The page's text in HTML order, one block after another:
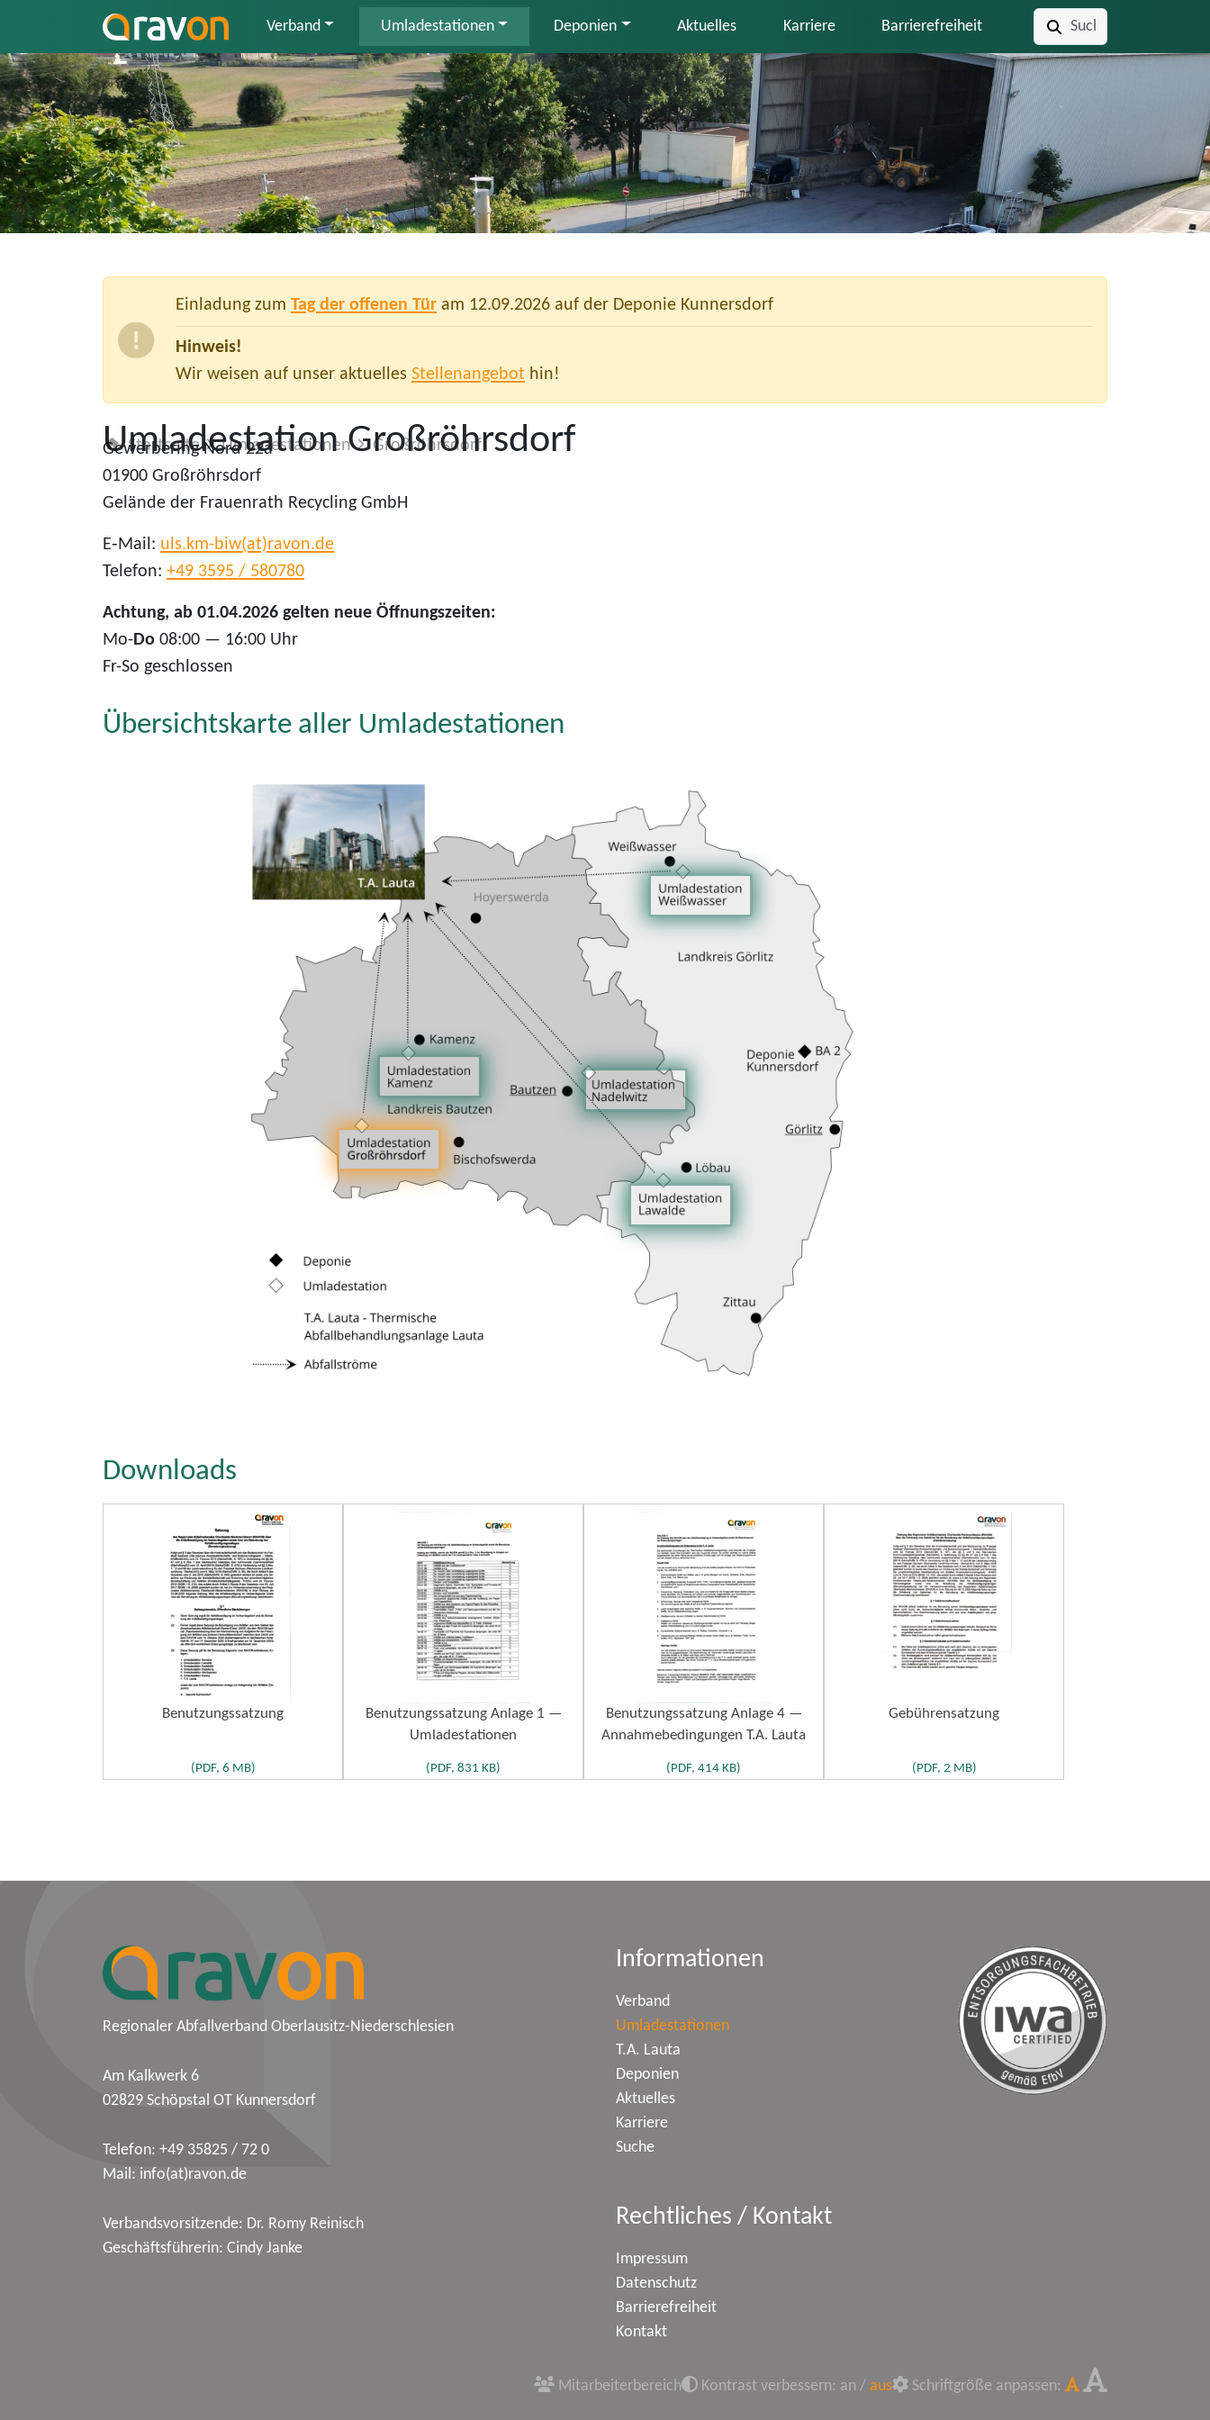
Verband Umladestationen Deponien Aktuelles Karriere Barrierefreiheit
Einladung zum Tag der offenen Tür am 12.09.2026 auf der Deponie Kunnersdorf
Hinweis!
Wir weisen auf unser aktuelles Stellenangebot hin!
Startseite Umladestationen Großröhrsdorf
Umladestation Großröhrsdorf
Gewerbering Nord 22a
01900 Großröhrsdorf
Gelände der Frauenrath Recycling GmbH
E‑Mail: uls.km-biw(at)ravon.de
Telefon: +49 3595 / 580780
Achtung, ab 01.04.2026 gelten neue Öffnungszeiten:
Mo-Do 08:00 — 16:00 Uhr
Fr-So geschlossen
Übersichtskarte aller Umladestationen
Downloads
Benutzungssatzung
(PDF, 6 MB)
Benutzungssatzung Anlage 1 —
Umladestationen
(PDF, 831 KB)
Benutzungssatzung Anlage 4 —
Annahmebedingungen T.A. Lauta
(PDF, 414 KB)
Gebührensatzung
(PDF, 2 MB)
Regionaler Abfallverband Oberlausitz-Niederschlesien
Am Kalkwerk 6
02829 Schöpstal OT Kunnersdorf
Telefon: +49 35825 / 72 0
Mail: info(at)ravon.de
Verbandsvorsitzende: Dr. Romy Reinisch
Geschäftsführerin: Cindy Janke
Informationen
Verband
Umladestationen
T.A. Lauta
Deponien
Aktuelles
Karriere
Suche
Rechtliches / Kontakt
Impressum
Datenschutz
Barrierefreiheit
Kontakt
Mitarbeiterbereich Kontrast verbessern: an / aus Schriftgröße anpassen: